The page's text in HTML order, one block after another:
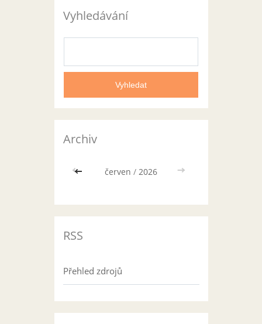
Vyhledávání
Archiv
<< červen / 2026 >>
RSS
Přehled zdrojů